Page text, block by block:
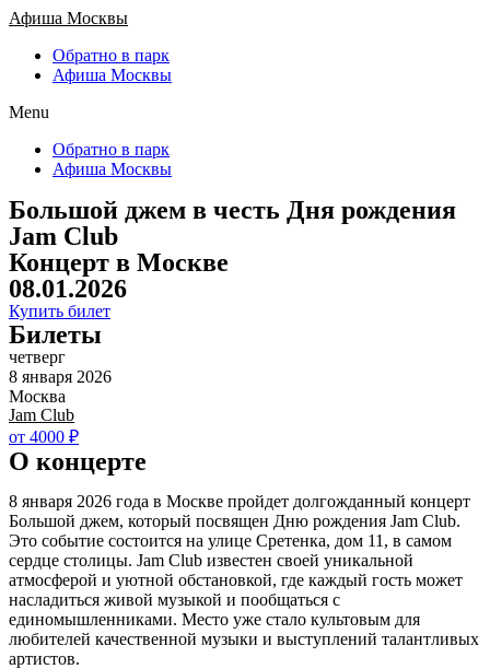
Афиша Москвы
Обратно в парк
Афиша Москвы
Menu
Обратно в парк
Афиша Москвы
Большой джем в честь Дня рождения
Jam Club
Концерт в Москве
08.01.2026
Купить билет
Билеты
четверг
8 января 2026
Москва
Jam Club
от 4000 ₽
О концерте
8 января 2026 года в Москве пройдет долгожданный концерт
Большой джем, который посвящен Дню рождения Jam Club.
Это событие состоится на улице Сретенка, дом 11, в самом
сердце столицы. Jam Club известен своей уникальной
атмосферой и уютной обстановкой, где каждый гость может
насладиться живой музыкой и пообщаться с
единомышленниками. Место уже стало культовым для
любителей качественной музыки и выступлений талантливых
артистов.